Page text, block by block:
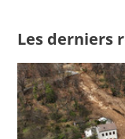
Les derniers